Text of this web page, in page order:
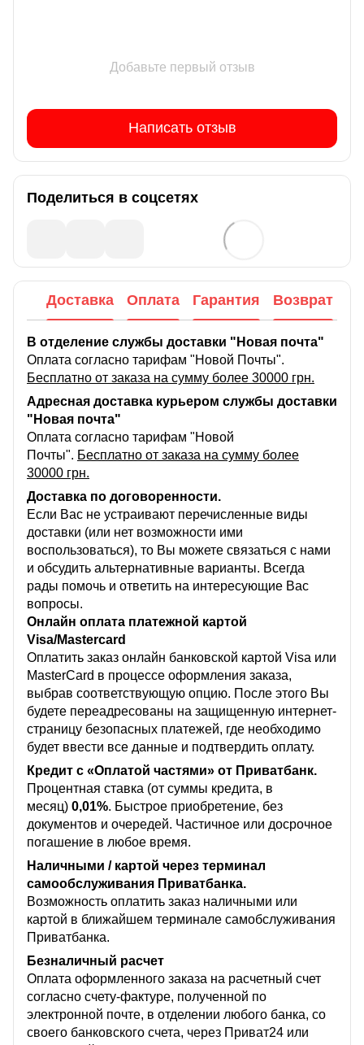
Добавьте первый отзыв
Написать отзыв
Поделиться в соцсетях
Доставка Оплата Гарантия Возврат
В отделение службы доставки "Новая почта"
Оплата согласно тарифам "Новой Почты".
Бесплатно от заказа на сумму более 30000 грн.
Адресная доставка курьером службы доставки
"Новая почта"
Оплата согласно тарифам "Новой
Почты". Бесплатно от заказа на сумму более
30000 грн.
Доставка по договоренности.
Если Вас не устраивают перечисленные виды
доставки (или нет возможности ими
воспользоваться), то Вы можете связаться с нами
и обсудить альтернативные варианты. Всегда
рады помочь и ответить на интересующие Вас
вопросы.
Онлайн оплата платежной картой
Visa/Mastercard
Оплатить заказ онлайн банковской картой Visa или
MasterCard в процессе оформления заказа,
выбрав соответствующую опцию. После этого Вы
будете переадресованы на защищенную интернет-
страницу безопасных платежей, где необходимо
будет ввести все данные и подтвердить оплату.
Кредит с «Оплатой частями» от Приватбанк.
Процентная ставка (от суммы кредита, в
месяц) 0,01%. Быстрое приобретение, без
документов и очередей. Частичное или досрочное
погашение в любое время.
Наличными / картой через терминал
самообслуживания Приватбанка.
Возможность оплатить заказ наличными или
картой в ближайшем терминале самобслуживания
Приватбанка.
Безналичный расчет
Оплата оформленного заказа на расчетный счет
согласно счету-фактуре, полученной по
электронной почте, в отделении любого банка, со
своего банковского счета, через Приват24 или